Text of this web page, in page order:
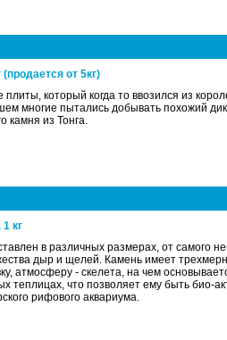
от 5кг)
который когда то ввозился из
многие пытались добывать похожий
камня из Тонга.
кг
в различных размерах, от самого
дыр и щелей. Камень имеет
атмосферу - скелета, на чем
теплицах, что позволяет ему быть био-
рифового аквариума.